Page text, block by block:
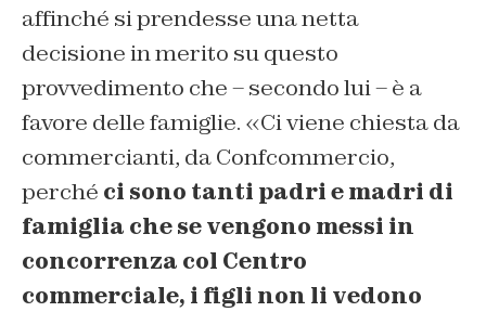
affinché si prendesse una netta
decisione in merito su questo
provvedimento che – secondo lui – è a
favore delle famiglie. «Ci viene chiesta da
commercianti, da Confcommercio,
perché ci sono tanti padri e madri di
famiglia che se vengono messi in
concorrenza col Centro
commerciale, i figli non li vedono